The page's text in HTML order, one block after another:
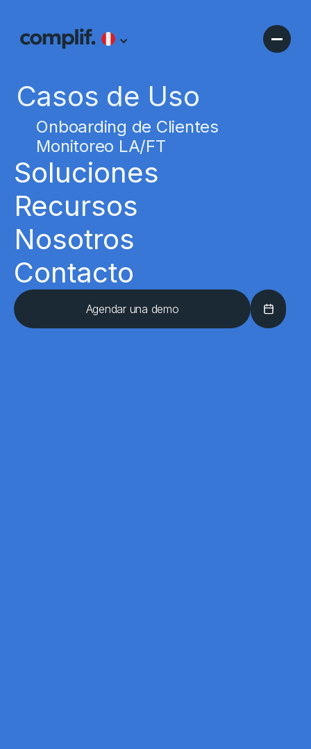
Casos de Uso
Onboarding de Clientes
Monitoreo LA/FT
Soluciones
Recursos
Nosotros
Contacto
Agendar una demo